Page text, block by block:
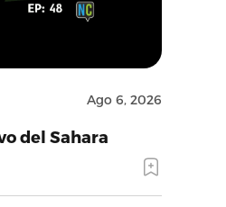
Ago 6, 2026
del Sahara